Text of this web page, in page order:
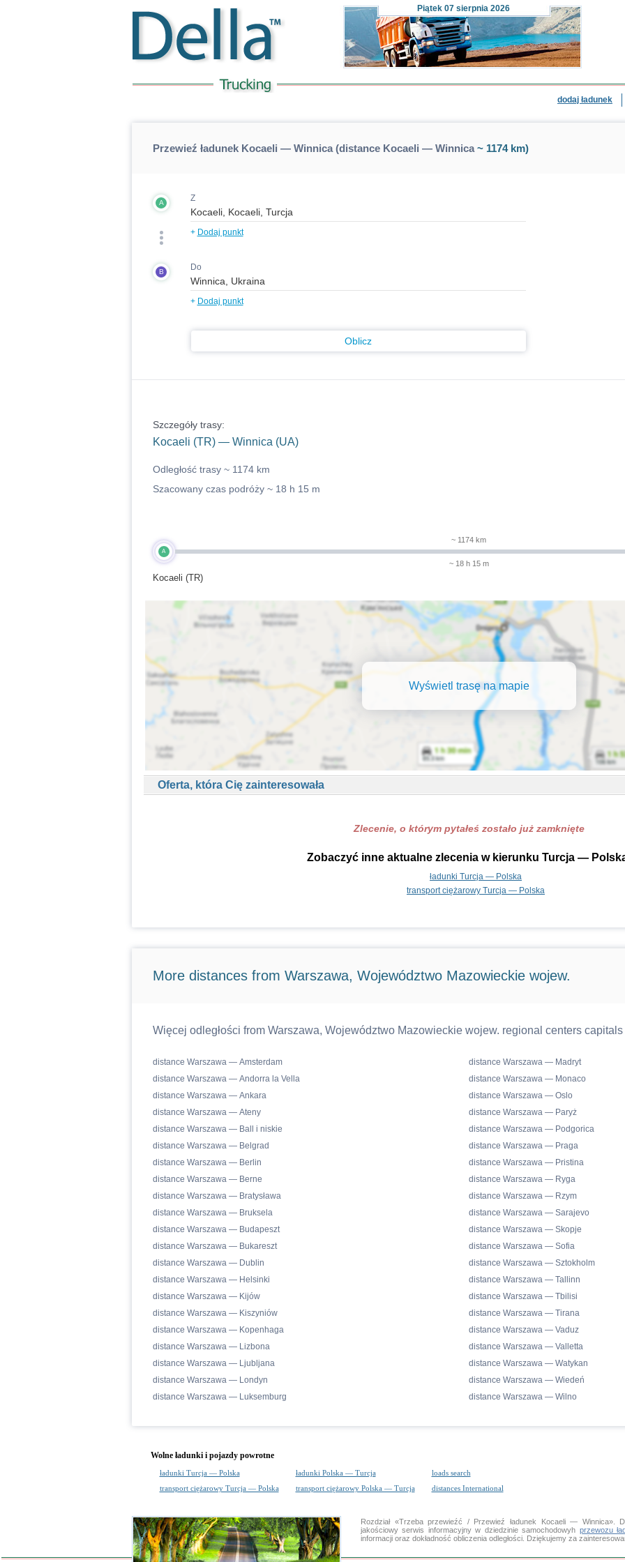
Piątek07 sierpnia 2026
dodaj ładunek
Przewieź ładunek Kocaeli — Winnica (distance Kocaeli — Winnica~ 1174 km)
A Z
+ Dodaj punkt
B Do
+ Dodaj punkt
Oblicz
Szczegóły trasy:
Kocaeli (TR) — Winnica (UA)
Odległość trasy ~ 1174 km
Szacowany czas podróży ~ 18 h 15 m
A
Kocaeli (TR)
~ 1174 km
~ 18 h 15 m
Wyświetl trasę na mapie
Oferta, która Cię zainteresowała
Zlecenie, o którym pytałeś zostało już zamknięte
Zobaczyć inne aktualne zlecenia w kierunku Turcja —
ładunki Turcja — Polska
transport ciężarowy Turcja — Polska
More distances from Warszawa, Województwo Mazowieckie wojew.
Więcej odległości from Warszawa, Województwo Mazowieckie wojew. regional centers
distance Warszawa — Amsterdam
distance Warszawa — Andorra la Vella
distance Warszawa — Ankara
distance Warszawa — Ateny
distance Warszawa — Ball i niskie
distance Warszawa — Belgrad
distance Warszawa — Berlin
distance Warszawa — Berne
distance Warszawa — Bratysława
distance Warszawa — Bruksela
distance Warszawa — Budapeszt
distance Warszawa — Bukareszt
distance Warszawa — Dublin
distance Warszawa — Helsinki
distance Warszawa — Kijów
distance Warszawa — Kiszyniów
distance Warszawa — Kopenhaga
distance Warszawa — Lizbona
distance Warszawa — Ljubljana
distance Warszawa — Londyn
distance Warszawa — Luksemburg
distance Warszawa — Madryt
distance Warszawa — Monaco
distance Warszawa — Oslo
distance Warszawa — Paryż
distance Warszawa — Podgorica
distance Warszawa — Praga
distance Warszawa — Pristina
distance Warszawa — Ryga
distance Warszawa — Rzym
distance Warszawa — Sarajevo
distance Warszawa — Skopje
distance Warszawa — Sofia
distance Warszawa — Sztokholm
distance Warszawa — Tallinn
distance Warszawa — Tbilisi
distance Warszawa — Tirana
distance Warszawa — Vaduz
distance Warszawa — Valletta
distance Warszawa — Watykan
distance Warszawa — Wiedeń
distance Warszawa — Wilno
Wolne ładunki i pojazdy powrotne
ładunki Turcja — Polska ładunki Polska — Turcja
loads search
transport ciężarowy Turcja — Polska
transport ciężarowy Polska — Turcja distances International
Rozdział «Trzeba przewieźć / Przewieź ładunek Kocaeli — Winnica».
jakościowy serwis informacyjny w dziedzinie samochodowyh przewozu
informacji oraz dokładność obliczenia odległości. Dziękujemy za